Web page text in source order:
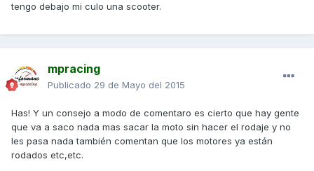
tengo debajo mi culo una scooter.
mpracing
Publicado 29 de Mayo del 2015
Has! Y un consejo a modo de comentaro es cierto que hay gente
que va a saco nada mas sacar la moto sin hacer el rodaje y no
les pasa nada también comentan que los motores ya están
rodados etc,etc.